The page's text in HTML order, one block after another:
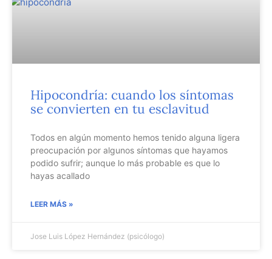
Hipocondría: cuando los síntomas
se convierten en tu esclavitud
Todos en algún momento hemos tenido alguna ligera
preocupación por algunos síntomas que hayamos
podido sufrir; aunque lo más probable es que lo
hayas acallado
LEER MÁS »
Jose Luis López Hernández (psicólogo)